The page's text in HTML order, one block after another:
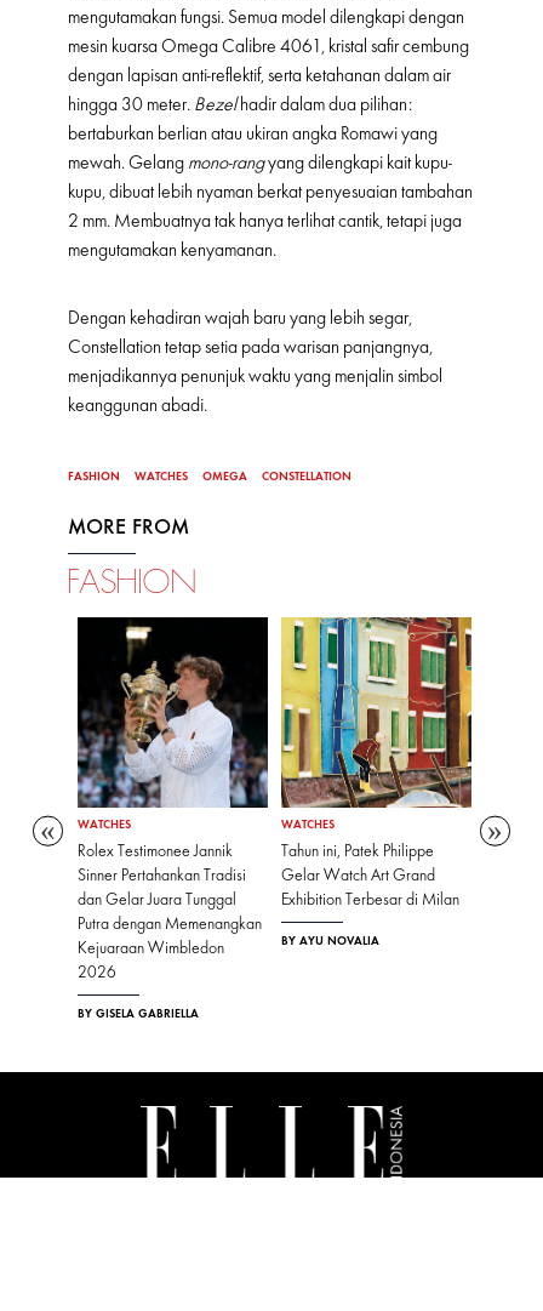
mengutamakan fungsi. Semua model dilengkapi dengan
mesin kuarsa Omega Calibre 4061, kristal safir cembung
dengan lapisan anti-reflektif, serta ketahanan dalam air
hingga 30 meter. Bezelhadir dalam dua pilihan:
bertaburkan berlian atau ukiran angka Romawi yang
mewah. Gelang mono-rangyang dilengkapi kait kupu-
kupu, dibuat lebih nyaman berkat penyesuaian tambahan
2 mm. Membuatnya tak hanya terlihat cantik, tetapi juga
mengutamakan kenyamanan.
Dengan kehadiran wajah baru yang lebih segar,
Constellation tetap setia pada warisan panjangnya,
menjadikannya penunjuk waktu yang menjalin simbol
keanggunan abadi.
FASHION WATCHES OMEGA CONSTELLATION
MORE FROM
FASHION
WATCHES
Rolex Testimonee Jannik
Sinner Pertahankan Tradisi
dan Gelar Juara Tunggal
Putra dengan Memenangkan
Kejuaraan Wimbledon
2026
BY GISELA GABRIELLA
WATCHES
Tahun ini, Patek Philippe
Gelar Watch Art Grand
Exhibition Terbesar di Milan
BY AYU NOVALIA
WATCHES
Seratus